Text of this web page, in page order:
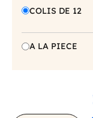
COLIS DE 12
A LA PIECE